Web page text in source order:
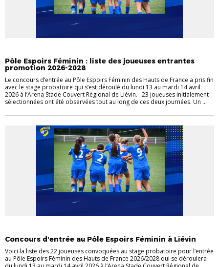
Pôle Espoirs Féminin : liste des joueuses entrantes
promotion 2026-2028
Le concours d’entrée au Pôle Espoirs Féminin des Hauts de France a pris fin
avec le stage probatoire qui s’est déroulé du lundi 13 au mardi 14 avril
2026 à l’Arena Stade Couvert Régional de Liévin. 23 joueuses initialement
sélectionnées ont été observées tout au long de ces deux journées. Un ...
Concours d'entrée au Pôle Espoirs Féminin à Liévin
Voici la liste des 22 joueuses convoquées au stage probatoire pour l’entrée
au Pôle Espoirs Féminin des Hauts de France 2026/2028 qui se déroulera